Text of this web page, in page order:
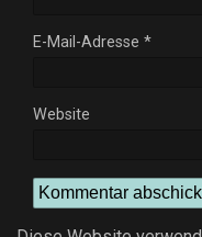
E-Mail-Adresse *
Website